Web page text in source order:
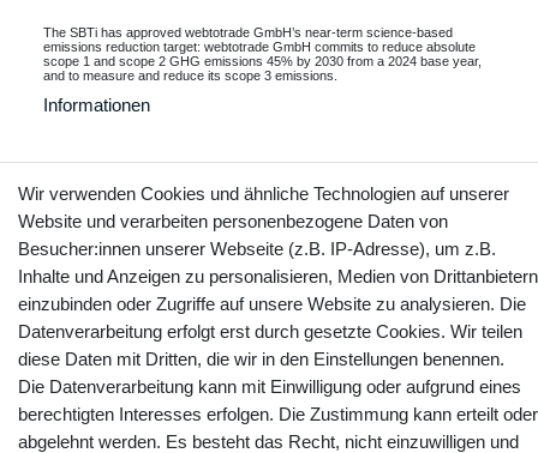
The SBTi has approved webtotrade GmbH’s near-term science-based
emissions reduction target: webtotrade GmbH commits to reduce absolute
scope 1 and scope 2 GHG emissions 45% by 2030 from a 2024 base year,
and to measure and reduce its scope 3 emissions.
Informationen
Vertrag widerrufen Kontakt
YouTube Facebook Instagram
Wir verwenden Cookies und ähnliche Technologien auf unserer
Website und verarbeiten personenbezogene Daten von
Besucher:innen unserer Webseite (z.B. IP-Adresse), um z.B.
Inhalte und Anzeigen zu personalisieren, Medien von Drittanbietern
einzubinden oder Zugriffe auf unsere Website zu analysieren. Die
Datenverarbeitung erfolgt erst durch gesetzte Cookies. Wir teilen
diese Daten mit Dritten, die wir in den Einstellungen benennen.
Die Datenverarbeitung kann mit Einwilligung oder aufgrund eines
berechtigten Interesses erfolgen. Die Zustimmung kann erteilt oder
abgelehnt werden. Es besteht das Recht, nicht einzuwilligen und